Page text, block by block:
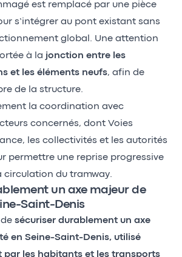
est remplacé par une pièce
s’intégrer au pont existant sans
global. Une attention
à la jonction entre les
et les éléments neufs, afin de
de la structure.
la coordination avec
concernés, dont Voies
les collectivités et les autorités
permettre une reprise progressive
circulation du tramway.
un axe majeur de
Saint-Denis
sécuriser durablement un axe
en Seine-Saint-Denis, utilisé
par les habitants et les transports